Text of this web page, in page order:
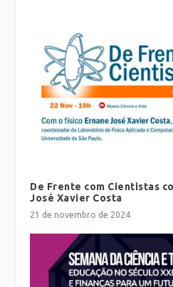
De Frente com Cientistas
José Xavier Costa
21 de novembro de 2024